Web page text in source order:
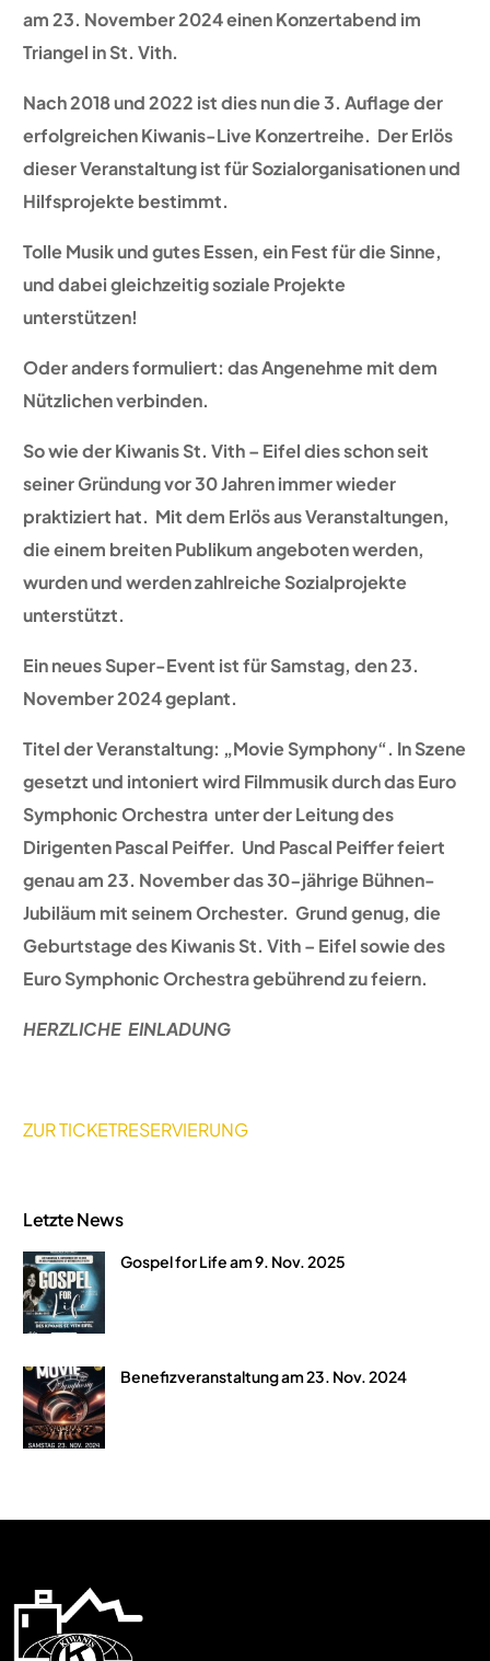
am 23. November 2024 einen Konzertabend im
Triangel in St. Vith.
Nach 2018 und 2022 ist dies nun die 3. Auflage der
erfolgreichen Kiwanis-Live Konzertreihe. Der Erlös
dieser Veranstaltung ist für Sozialorganisationen und
Hilfsprojekte bestimmt.
Tolle Musik und gutes Essen, ein Fest für die Sinne,
und dabei gleichzeitig soziale Projekte
unterstützen!
Oder anders formuliert: das Angenehme mit dem
Nützlichen verbinden.
So wie der Kiwanis St. Vith – Eifel dies schon seit
seiner Gründung vor 30 Jahren immer wieder
praktiziert hat. Mit dem Erlös aus Veranstaltungen,
die einem breiten Publikum angeboten werden,
wurden und werden zahlreiche Sozialprojekte
unterstützt.
Ein neues Super-Event ist für Samstag, den 23.
November 2024 geplant.
Titel der Veranstaltung: „Movie Symphony“. In Szene
gesetzt und intoniert wird Filmmusik durch das Euro
Symphonic Orchestra unter der Leitung des
Dirigenten Pascal Peiffer. Und Pascal Peiffer feiert
genau am 23. November das 30-jährige Bühnen-
Jubiläum mit seinem Orchester. Grund genug, die
Geburtstage des Kiwanis St. Vith – Eifel sowie des
Euro Symphonic Orchestra gebührend zu feiern.
HERZLICHE EINLADUNG
ZUR TICKETRESERVIERUNG
Letzte News
Gospel for Life am 9. Nov. 2025
Benefizveranstaltung am 23. Nov. 2024